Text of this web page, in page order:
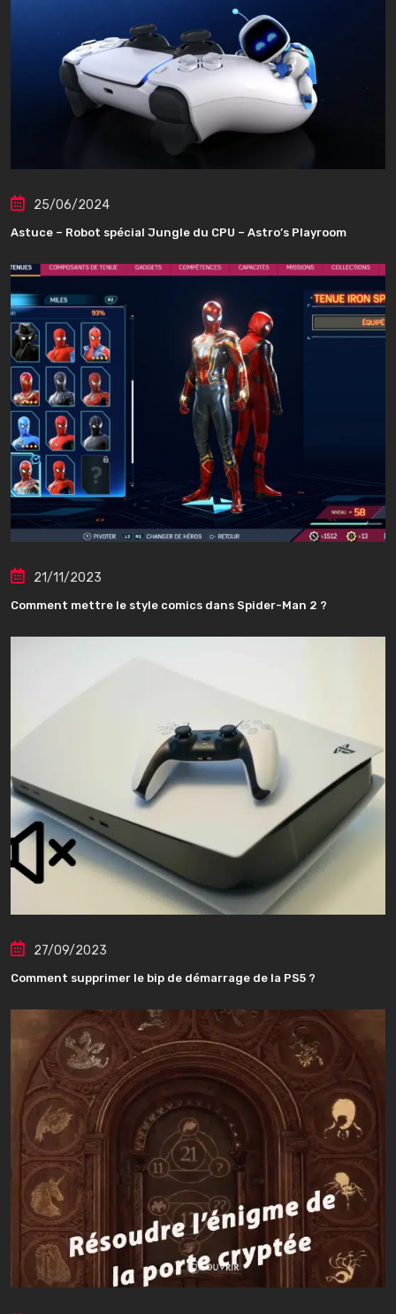
25/06/2024
Astuce – Robot spécial Jungle du CPU – Astro’s Playroom
21/11/2023
Comment mettre le style comics dans Spider-Man 2 ?
27/09/2023
Comment supprimer le bip de démarrage de la PS5 ?